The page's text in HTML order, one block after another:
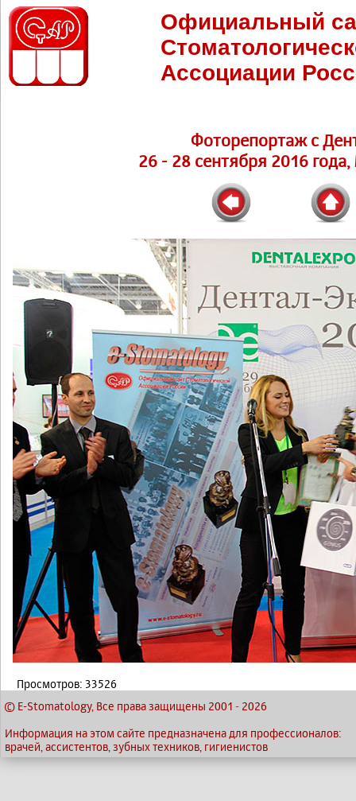
Официальный
Ассоциации
Фоторепортаж с
26 - 28 сентября 2016
Просмотров: 33526
© E-Stomatology, Все права защищены 2001 - 2026
Информация на этом сайте предназначена для профессионалов:
врачей, ассистентов, зубных техников, гигиенистов